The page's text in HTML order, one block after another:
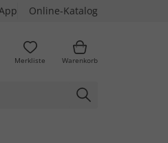
Online-Katalog
Merkliste Warenkorb